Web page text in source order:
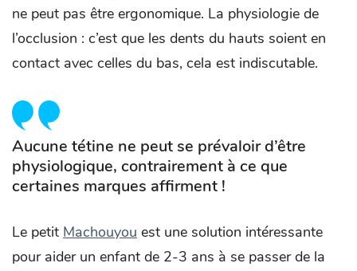
ne peut pas être ergonomique. La physiologie de
l’occlusion : c’est que les dents du hauts soient en
contact avec celles du bas, cela est indiscutable.
Aucune tétine ne peut se prévaloir d’être
physiologique, contrairement à ce que
certaines marques affirment !
Le petit Machouyou est une solution intéressante
pour aider un enfant de 2-3 ans à se passer de la